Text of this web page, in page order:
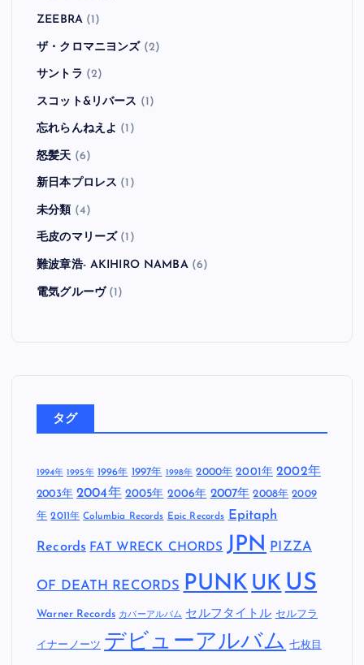
ZEEBRA(1)
ザ・クロマニヨンズ(2)
サントラ (2)
スコット&リバース (1)
忘れらんねえよ (1)
怒髪天 (6)
新日本プロレス (1)
未分類 (4)
毛皮のマリーズ (1)
難波章浩- AKIHIRO NAMBA(6)
電気グルーヴ(1)
タグ
1994年 1995年 1996年 1997年 1998年 2000年 2001年 2002年
2003年 2004年 2005年 2006年 2007年 2008年 2009
年 2011年 Columbia Records Epic Records Epitaph
Records FAT WRECK CHORDS JPN PIZZA
OF DEATH RECORDS PUNK UK US
Warner Records カバーアルバム セルフタイトル セルフラ
イナーノーツ デビューアルバム 七枚目